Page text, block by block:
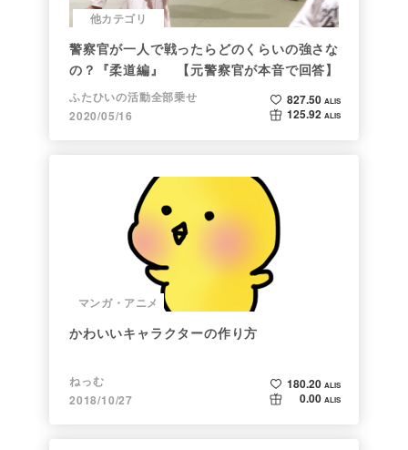
他カテゴリ
警察官が一人で戦ったらどのくらいの強さな
の？『柔道編』 【元警察官が本音で回答】
ふたひいの活動全部乗せ
2020/05/16
827.50 ALIS
125.92 ALIS
マンガ・アニメ
かわいいキャラクターの作り方
ねっむ
2018/10/27
180.20 ALIS
0.00 ALIS